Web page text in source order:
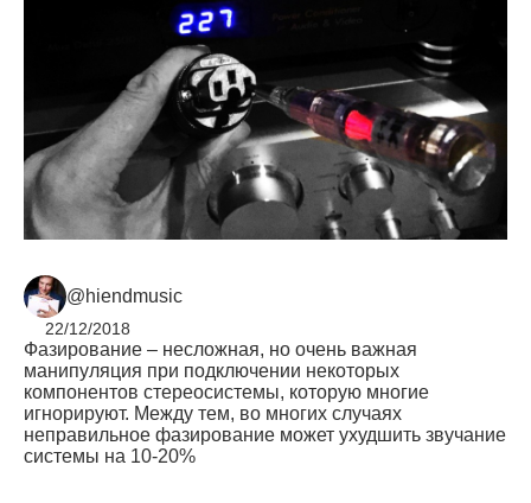
@hiendmusic
22/12/2018
Фазирование – несложная, но очень важная
манипуляция при подключении некоторых
компонентов стереосистемы, которую многие
игнорируют. Между тем, во многих случаях
неправильное фазирование может ухудшить звучание
системы на 10-20%